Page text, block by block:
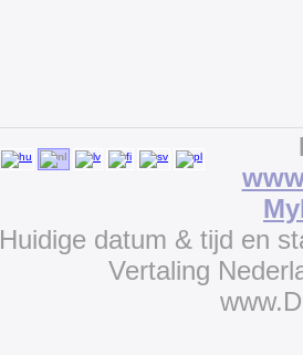
Huidige datum & tijd en
Vertaling